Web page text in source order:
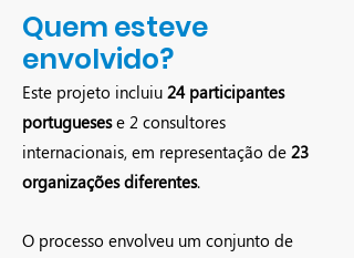
Quem esteve
envolvido?
Este projeto incluiu 24 participantes
portuguesese 2 consultores
internacionais, em representação de 23
organizações diferentes.
O processo envolveu um conjunto de